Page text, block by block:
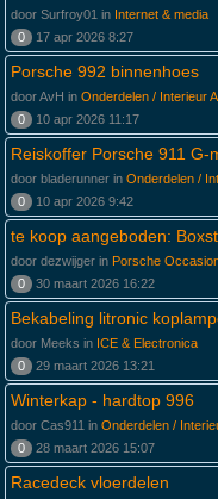
door Surfroy01 in Internet & media
0
17 apr 2026 8:27
Porsche 992 binnenhoes
door AvH in Onderdelen / Interieur
0
10 apr 2026 11:17
Reiskoffer Porsche 911 G-
door bladerunner in Onderdelen /
0
10 apr 2026 9:42
te koop aangeboden:
door dezwijger in Porsche
0
30 maart 2026 16:22
Bekabeling litronic
door Meeks in ICE & Electronica
0
29 maart 2026 13:21
Winterkap - hardtop 996
door Cas911 in Onderdelen /
0
28 maart 2026 15:07
Racedeck vloerdelen